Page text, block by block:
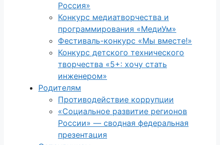
Россия»
Конкурс медиатворчества и
программирования «МедиУм»
Фестиваль-конкурс «Мы вместе!»
Конкурс детского технического
творчества «5+: хочу стать
инженером»
Родителям
Противодействие коррупции
«Социальное развитие регионов
России» — сводная федеральная
презентация